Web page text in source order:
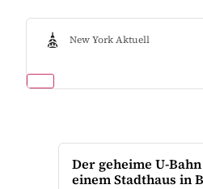
New York Aktuell
Der geheime U-
einem Stadthaus in